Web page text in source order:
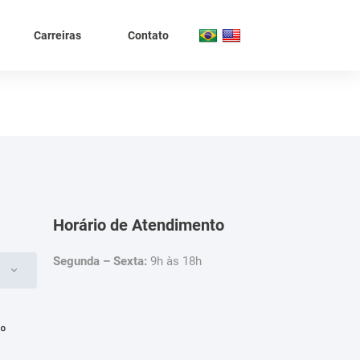
Carreiras Contato
Horário de Atendimento
Segunda – Sexta: 9h às 18h